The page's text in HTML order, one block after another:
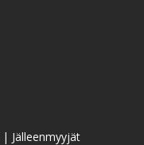
| Jälleenmyyjät